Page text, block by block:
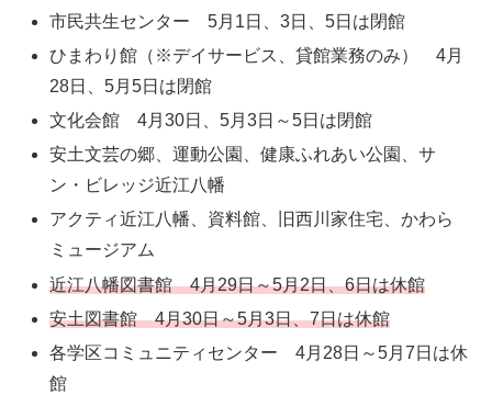
市民共生センター 5月1日、3日、5日は閉館
ひまわり館（※デイサービス、貸館業務のみ） 4月
28日、5月5日は閉館
文化会館 4月30日、5月3日～5日は閉館
安土文芸の郷、運動公園、健康ふれあい公園、サ
ン・ビレッジ近江八幡
アクティ近江八幡、資料館、旧西川家住宅、かわら
ミュージアム
近江八幡図書館 4月29日～5月2日、6日は休館
安土図書館 4月30日～5月3日、7日は休館
各学区コミュニティセンター 4月28日～5月7日は休
館